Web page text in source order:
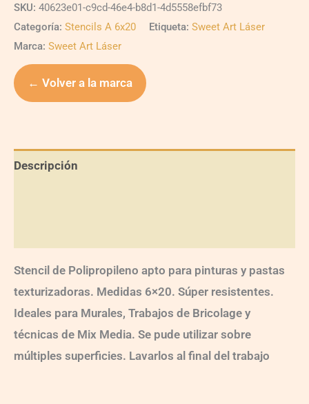
SKU: 40623e01-c9cd-46e4-b8d1-4d5558efbf73
Categoría: Stencils A 6x20 Etiqueta: Sweet Art Láser
Marca: Sweet Art Láser
← Volver a la marca
Descripción
Stencil de Polipropileno apto para pinturas y pastas
texturizadoras. Medidas 6×20. Súper resistentes.
Ideales para Murales, Trabajos de Bricolage y
técnicas de Mix Media. Se pude utilizar sobre
múltiples superficies. Lavarlos al final del trabajo